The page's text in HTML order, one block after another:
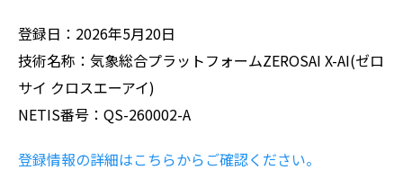
登録日：2026年5月20日
技術名称：気象総合プラットフォームZEROSAI X-AI(ゼロ
サイ クロスエーアイ)
NETIS番号：QS-260002-A
登録情報の詳細はこちらからご確認ください。